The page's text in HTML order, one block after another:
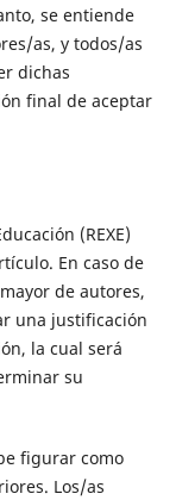
se entiende
as, y todos/as
dichas
final de aceptar
(REXE)
En caso de
de autores,
una justificación
la cual será
su
figurar como
Los/as